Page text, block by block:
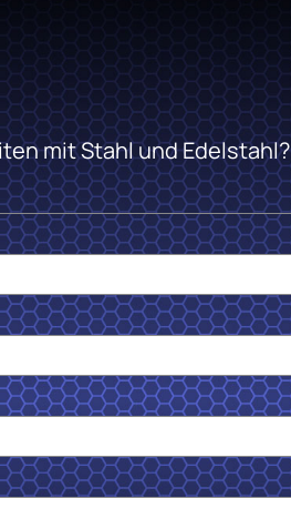
mit Stahl und Edelstahl?